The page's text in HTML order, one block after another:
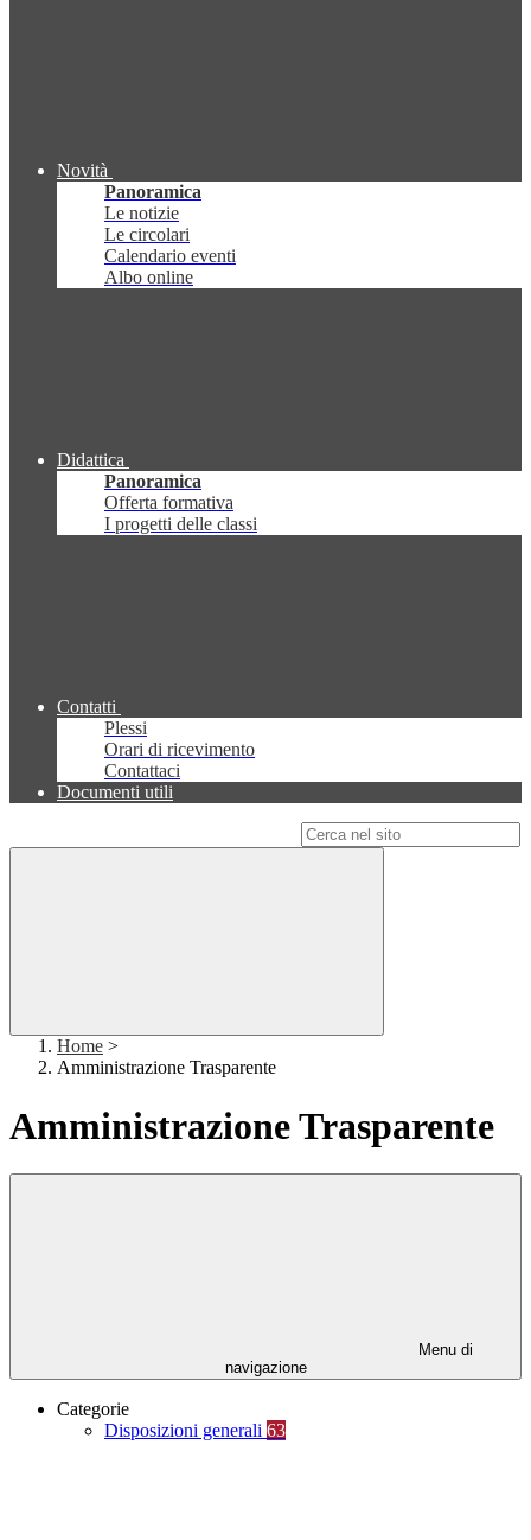
Novità
Panoramica
Le notizie
Le circolari
Calendario eventi
Albo online
Didattica
Panoramica
Offerta formativa
I progetti delle classi
Contatti
Plessi
Orari di ricevimento
Contattaci
Documenti utili
Home >
Amministrazione Trasparente
Amministrazione Trasparente
Menu di
navigazione
Categorie
Disposizioni generali 63